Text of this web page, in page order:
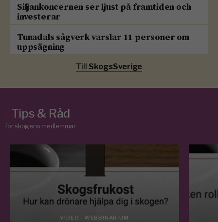
Siljankoncernen ser ljust på framtiden och
investerar
Tunadals sågverk varslar 11 personer om
uppsägning
Till SkogsSverige
/Tips & Råd
för skogens medlemmar
VIDEO - WEBBINARIUM